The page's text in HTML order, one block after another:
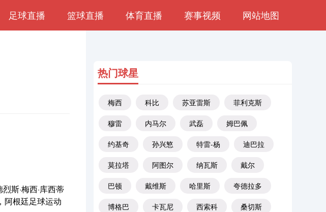
足球直播 篮球直播 体育直播 赛事视频 网站地图
斯·梅西·库西蒂
阿根廷足球运动
热门球星
梅西 科比 苏亚雷斯 菲利克斯
穆雷 内马尔 武磊 姆巴佩
约基奇 孙兴慜 特雷-杨 迪巴拉
莫拉塔 阿图尔 纳瓦斯 戴尔
巴顿 戴维斯 哈里斯 夸德拉多
博格巴 卡瓦尼 西索科 桑切斯